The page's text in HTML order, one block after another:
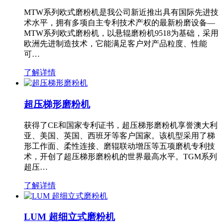
MTW系列欧式磨粉机是我公司新近推出具有国际先进技
术水平，拥有多项自主专利技术产权的最新粉磨设备—
MTW系列欧式磨粉机，以悬辊磨粉机9518为基础，采用
欧洲先进制造技术，它能满足客户对产品粒度、性能
可…
了解详情
超压梯形磨粉机
获得了CE和国家专利证书，超压梯形磨粉机享誉澳大利
亚、美国、英国、西班牙等客户国家。该机型采用了梯
形工作面、柔性连接、磨辊联动增压等五项磨机专利技
术，开创了超压梯形磨粉机的世界最高水平。TGM系列
超压…
了解详情
LUM 超细立式磨粉机